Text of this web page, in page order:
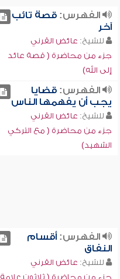
الفهرس:قصة تائب
آخر
للشيخ: عائض القرني
جزء من محاضرة ( قصة عائد
إلى الله)
الفهرس:قضايا
يجب أن يفهمها الناس
للشيخ: عائض القرني
جزء من محاضرة ( مع التركي
الشهيد)
الفهرس:أقسام
النفاق
للشيخ: عائض القرني
جزء من محاضرة ( ثلاثون علامة